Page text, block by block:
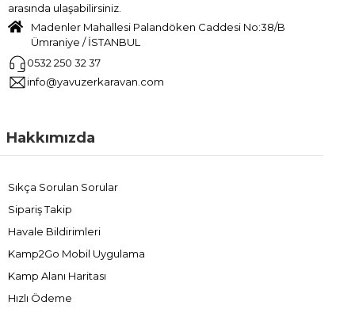
arasında ulaşabilirsiniz.
Madenler Mahallesi Palandöken Caddesi No:38/B
Ümraniye / İSTANBUL
0532 250 32 37
info@yavuzerkaravan.com
Hakkımızda
Sıkça Sorulan Sorular
Sipariş Takip
Havale Bildirimleri
Kamp2Go Mobil Uygulama
Kamp Alanı Haritası
Hızlı Ödeme